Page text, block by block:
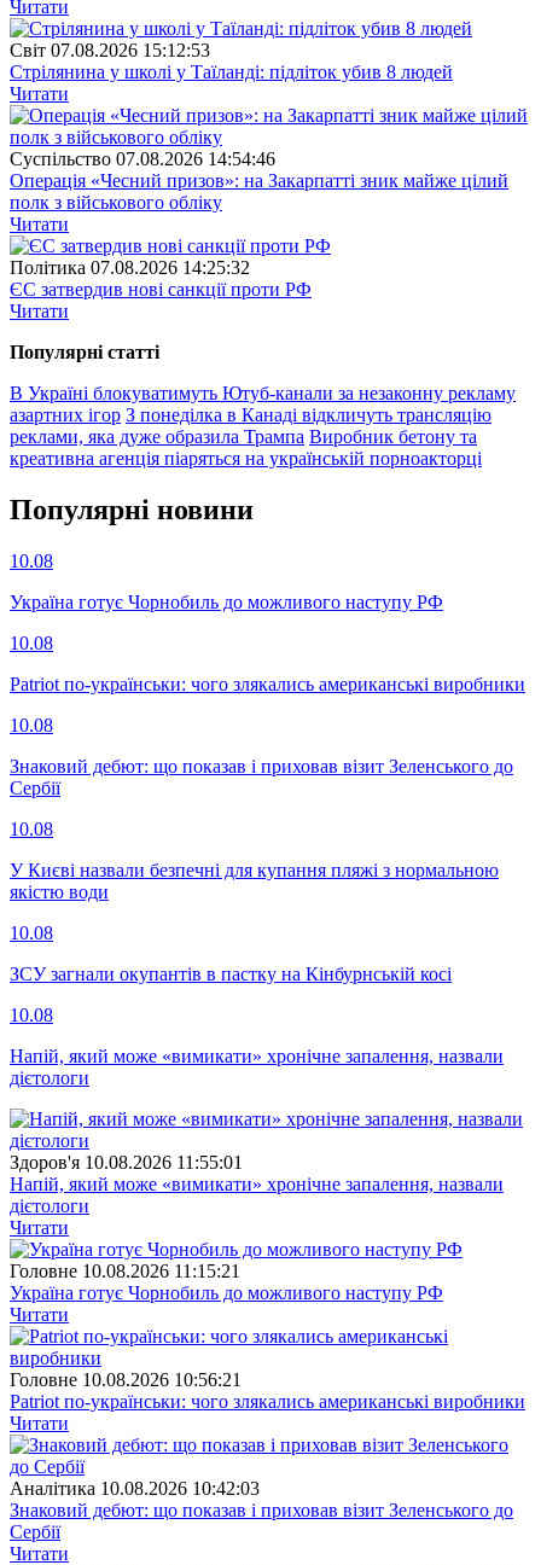
Читати
Свiт 07.08.2026 15:12:53
Стрілянина у школі у Таїланді: підліток убив 8 людей
Читати
Суспiльство 07.08.2026 14:54:46
Операція «Чесний призов»: на Закарпатті зник майже цілий
полк з військового обліку
Читати
Полiтика 07.08.2026 14:25:32
ЄС затвердив нові санкції проти РФ
Читати
Популярнi статтi
В Україні блокуватимуть Ютуб-канали за незаконну рекламу
азартних ігор З понеділка в Канаді відкличуть трансляцію
реклами, яка дуже образила Трампа Виробник бетону та
креативна агенція піаряться на українській порноакторці
Популярнi новини
10.08
Україна готує Чорнобиль до можливого наступу РФ
10.08
Patriot по-українськи: чого злякались американські виробники
10.08
Знаковий дебют: що показав і приховав візит Зеленського до
Сербії
10.08
У Києві назвали безпечні для купання пляжі з нормальною
якістю води
10.08
ЗСУ загнали окупантів в пастку на Кінбурнській косі
10.08
Напій, який може «вимикати» хронічне запалення, назвали
дієтологи
Здоров'я 10.08.2026 11:55:01
Напій, який може «вимикати» хронічне запалення, назвали
дієтологи
Читати
Головне 10.08.2026 11:15:21
Україна готує Чорнобиль до можливого наступу РФ
Читати
Головне 10.08.2026 10:56:21
Patriot по-українськи: чого злякались американські виробники
Читати
Аналітика 10.08.2026 10:42:03
Знаковий дебют: що показав і приховав візит Зеленського до
Сербії
Читати